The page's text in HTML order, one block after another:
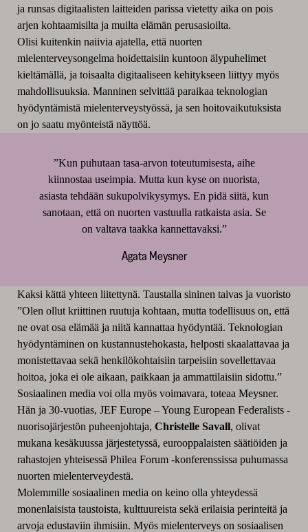
ja runsas digitaalisten laitteiden parissa vietetty aika on pois
arjen kohtaamisilta ja muilta elämän perusasioilta.
Olisi kuitenkin naiivia ajatella, että nuorten
mielenterveysongelma hoidettaisiin kuntoon älypuhelimet
kieltämällä, ja toisaalta digitaaliseen kehitykseen liittyy myös
mahdollisuuksia. Manninen selvittää paraikaa teknologian
hyödyntämistä mielenterveystyössä, ja sen hoitovaikutuksista
on jo saatu myönteistä näyttöä.
”Kun puhutaan tasa-arvon toteutumisesta, aihe
kiinnostaa useimpia. Mutta kun kyse on nuorista,
asiasta tehdään sukupolvikysymys. En pidä siitä, kun
sanotaan, että on nuorten vastuulla ratkaista asia. Se
on valtava taakka kannettavaksi.”
Agata Meysner
Kaksi kättä yhteen liitettynä. Taustalla sininen taivas ja vuoristo
”Olen ollut kriittinen ruutuja kohtaan, mutta todellisuus on, että
ne ovat osa elämää ja niitä kannattaa hyödyntää. Teknologian
hyödyntäminen on kustannustehokasta, helposti skaalattavaa ja
monistettavaa sekä henkilökohtaisiin tarpeisiin sovellettavaa
hoitoa, joka ei ole aikaan, paikkaan ja ammattilaisiin sidottu.”
Sosiaalinen media voi olla myös voimavara, toteaa Meysner.
Hän ja 30-vuotias, JEF Europe – Young European Federalists -
nuorisojärjestön puheenjohtaja, Christelle Savall, olivat
mukana kesäkuussa järjestetyssä, eurooppalaisten säätiöiden ja
rahastojen yhteisessä Philea Forum -konferenssissa puhumassa
nuorten mielenterveydestä.
Molemmille sosiaalinen media on keino olla yhteydessä
monenlaisista taustoista, kulttuureista sekä erilaisia perinteitä ja
arvoja edustaviin ihmisiin. Myös mielenterveys on sosiaalisen